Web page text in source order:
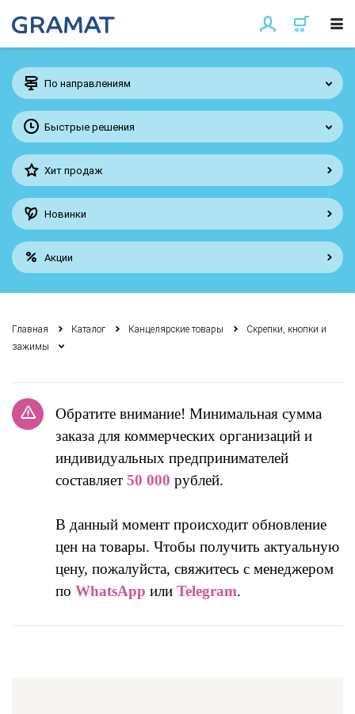
По направлениям
Быстрые решения
Хит продаж
Новинки
Акции
Главная Каталог Канцелярские товары
Скрепки, кнопки и
зажимы
Обратите внимание! Минимальная сумма
заказа для коммерческих организаций и
индивидуальных предпринимателей
составляет 50 000 рублей.
В данный момент происходит обновление
цен на товары. Чтобы получить актуальную
цену, пожалуйста, свяжитесь с менеджером
по WhatsApp или Telegram.